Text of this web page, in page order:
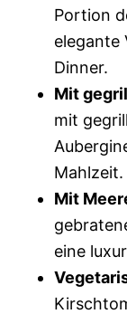
Portion
elegante
Dinner.
Mit
mit
Mahlzeit.
Mit
eine